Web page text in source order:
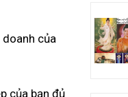
doanh của
của bạn đủ